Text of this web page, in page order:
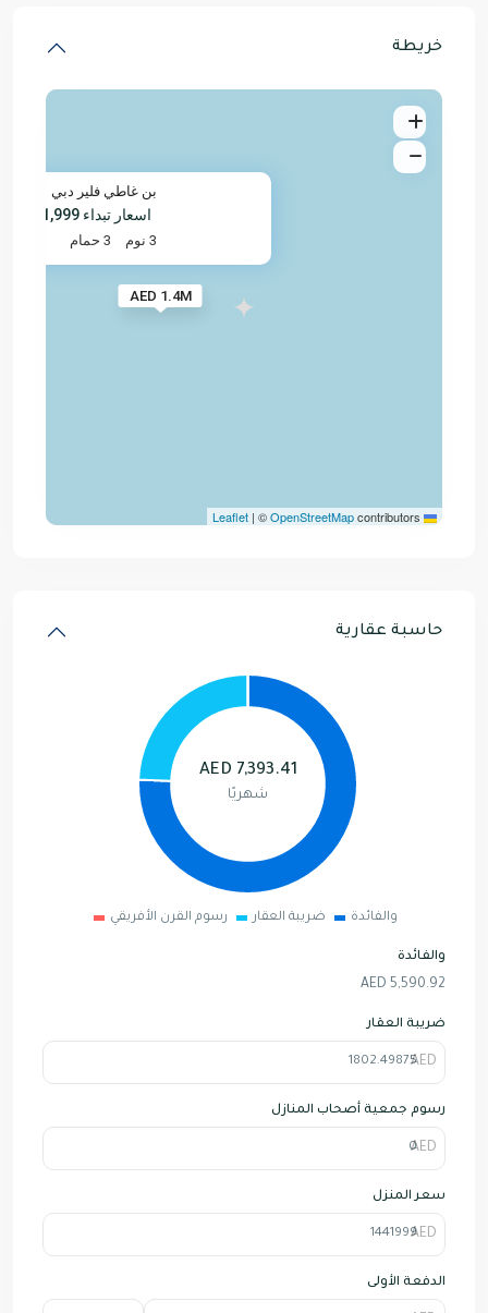
خريطة
AED 1.4M
بن غاطي فلير دبي
اسعار تبداء 1,441,999
3 نوم 3 حمام
| ©OpenStreetMapcontributors
حاسبة عقارية
AED 7,393.41
شهريًا
والفائدة ضريبة العقار رسوم القرن الأفريقي
والفائدة
AED 5,590.92
ضريبة العقار
رسوم جمعية أصحاب المنازل
سعر المنزل
الدفعة الأولى